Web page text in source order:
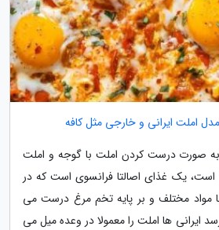
به صورت درست کردن املت با گوجه و املت
است، یک غذای اصالتا فرانسوی است که در
مواد مختلف و بر پایه تخم مرغ درست می
ایرانی ها املت را معمولا در وعده میل می